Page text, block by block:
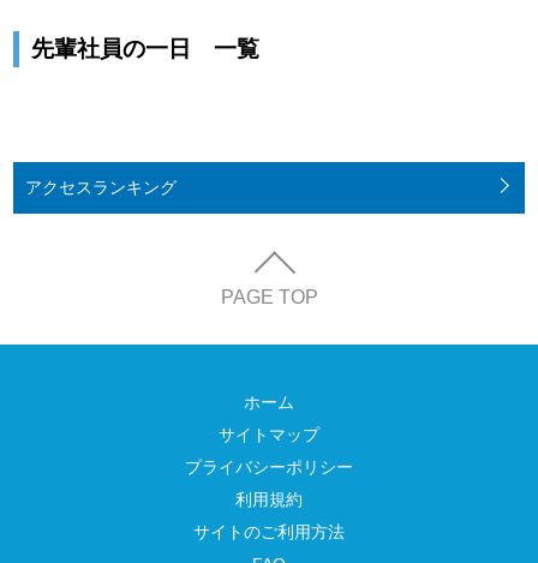
先輩社員の一日 一覧
アクセスランキング
PAGE TOP
ホーム
サイトマップ
プライバシーポリシー
利用規約
サイトのご利用方法